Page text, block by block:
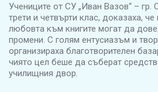
​Учениците от СУ „Иван Вазов“ – гр.
трети и четвърти клас, доказаха, че
любовта към книгите могат да
промени. С голям ентусиазъм и
организираха благотворителен
чиято цел беше да съберат
училищния двор.